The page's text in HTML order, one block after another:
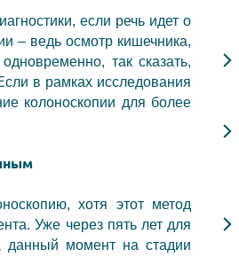
если речь идет о
– ведь осмотр кишечника,
так сказать,
в рамках исследования
колоноскопии для более
хотя этот метод
Уже через пять лет для
данный момент на стадии